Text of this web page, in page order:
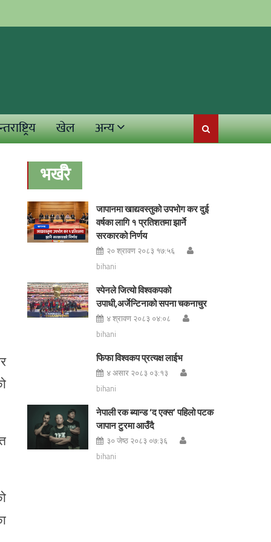
खेल अन्य
भर्खरै
जापानमा खाद्यवस्तुको उपभोग कर दुई
वर्षका लागि १ प्रतिशतमा झार्ने
सरकारको निर्णय
२० श्रावण २०८३ १७:५६
bihani
स्पेनले जित्यो विश्वकपको
उपाधी,अर्जेन्टिनाको सपना चकनाचुर
४ श्रावण २०८३ ०४:०८
bihani
फिफा विश्वकप प्रत्यक्ष लाईभ
४ असार २०८३ ०३:१३
bihani
नेपाली रक ब्यान्ड ‘द एक्स’ पहिलो पटक
जापान टुरमा आउँदै
३० जेष्ठ २०८३ ०७:३६
bihani